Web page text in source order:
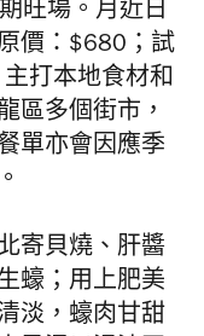
旺場。月近日
價：$680； 試
打本地食材和
區多個街市，
單亦會因應季
寄貝燒、肝醬
蠔；用上肥美
淡，蠔肉甘甜